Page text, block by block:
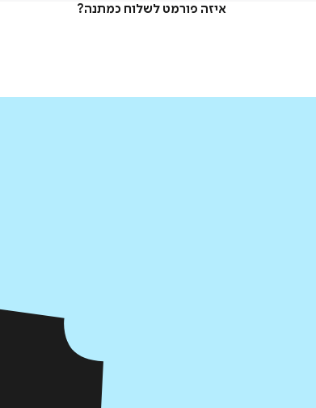
איזה פורמט לשלוח כמתנה?